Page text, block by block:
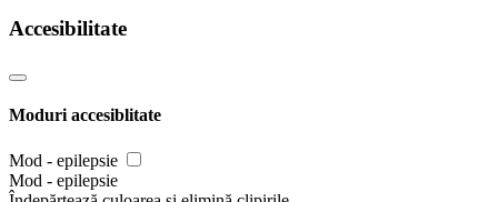
Accesibilitate
Moduri accesiblitate
Mod - epilepsie
Mod - epilepsie